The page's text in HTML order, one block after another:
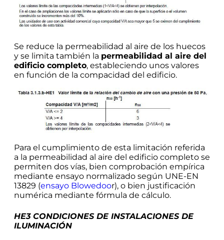
Se reduce la permeabilidad al aire de los huecos
y se limita también la permeabilidad al aire del
edificio completo, estableciendo unos valores
en función de la compacidad del edificio.
Para el cumplimiento de esta limitación referida
a la permeabilidad al aire del edificio completo se
permiten dos vías, bien comprobación empírica
mediante ensayo normalizado según UNE-EN
13829 (ensayo Blowedoor), o bien justificación
numérica mediante fórmula de cálculo.
HE3 CONDICIONES DE INSTALACIONES DE
ILUMINACIÓN